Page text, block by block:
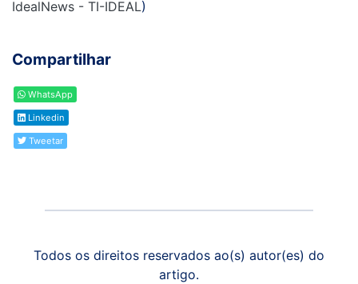
IdealNews - TI-IDEAL)
Compartilhar
WhatsApp
Linkedin
Tweetar
Todos os direitos reservados ao(s) autor(es) do
artigo.